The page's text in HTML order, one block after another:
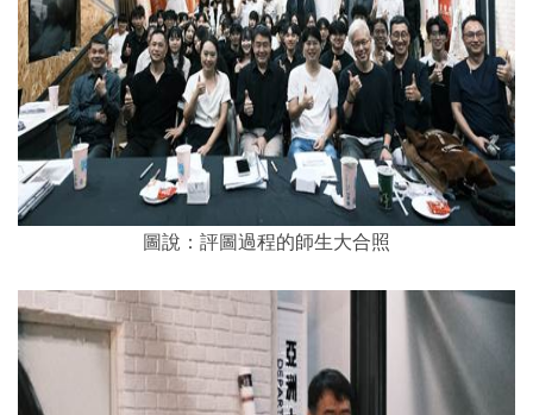
圖說：評圖過程的師生大合照